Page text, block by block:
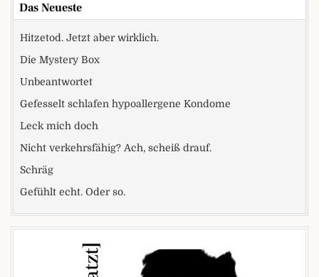
Das Neueste
Hitzetod. Jetzt aber wirklich.
Die Mystery Box
Unbeantwortet
Gefesselt schlafen hypoallergene Kondome
Leck mich doch
Nicht verkehrsfähig? Ach, scheiß drauf.
Schräg
Gefühlt echt. Oder so.